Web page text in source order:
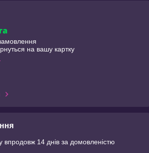
на вашу картку
впродовж 14 днів за домовленістю